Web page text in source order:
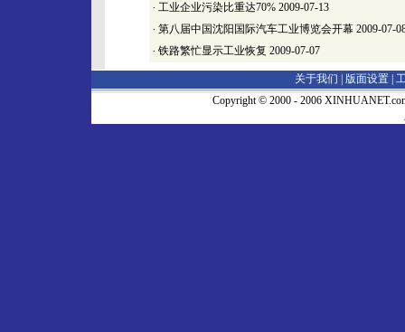
· 工业企业污染比重达70% 2009-07-13
· 第八届中国沈阳国际汽车工业博览会开幕 2009-07-
· 铁路繁忙显示工业恢复 2009-07-07
关于我们 | 版面设置
Copyright © 2000 - 2006